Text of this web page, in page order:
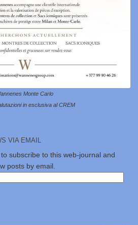
Monte Carlo
in esclusiva al CREM
VIA EMAIL
subscribe to this web-journal and
posts by email.